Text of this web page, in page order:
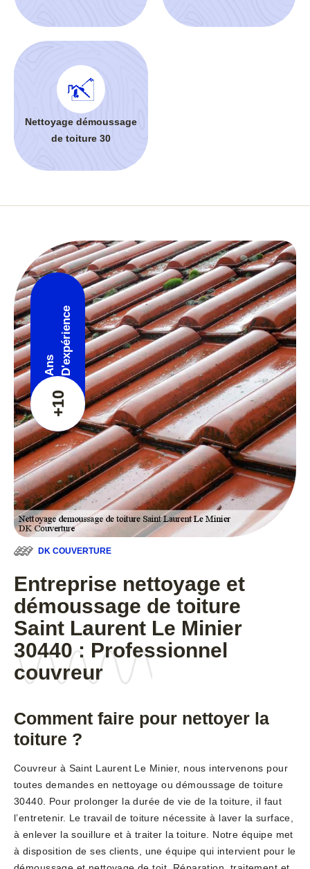
Nettoyage démoussage
de toiture 30
+10
Ans D'expérience
DK COUVERTURE
Entreprise nettoyage et
démoussage de toiture
Saint Laurent Le Minier
30440 : Professionnel
couvreur
Comment faire pour nettoyer la
toiture ?
Couvreur à Saint Laurent Le Minier, nous intervenons pour
toutes demandes en nettoyage ou démoussage de toiture
30440. Pour prolonger la durée de vie de la toiture, il faut
l’entretenir. Le travail de toiture nécessite à laver la surface,
à enlever la souillure et à traiter la toiture. Notre équipe met
à disposition de ses clients, une équipe qui intervient pour le